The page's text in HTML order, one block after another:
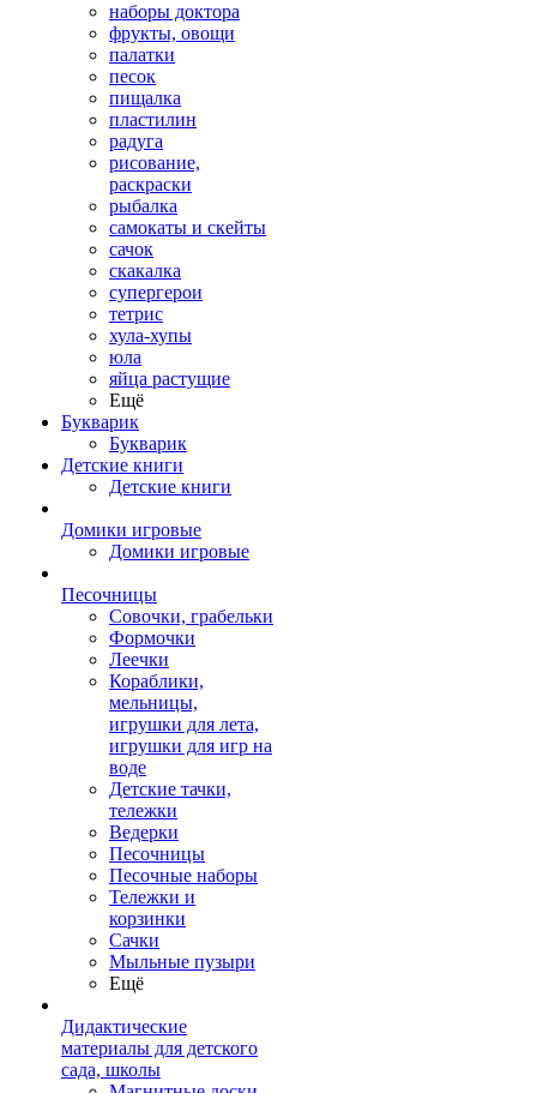
наборы доктора
фрукты, овощи
палатки
песок
пищалка
пластилин
радуга
рисование,
раскраски
рыбалка
самокаты и скейты
сачок
скакалка
супергерои
тетрис
хула-хупы
юла
яйца растущие
Ещё
Букварик
Букварик
Детские книги
Детские книги
Домики игровые
Домики игровые
Песочницы
Совочки, грабельки
Формочки
Леечки
Кораблики,
мельницы,
игрушки для лета,
игрушки для игр на
воде
Детские тачки,
тележки
Ведерки
Песочницы
Песочные наборы
Тележки и
корзинки
Сачки
Мыльные пузыри
Ещё
Дидактические
материалы для детского
сада, школы